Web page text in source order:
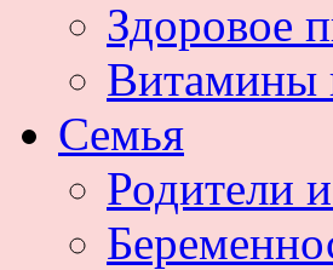
Здоровое
Витамины
Семья
Родители